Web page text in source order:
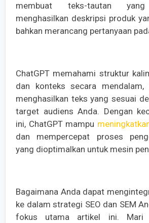
membuat teks-tautan yang
menghasilkan deskripsi produk
bahkan merancang pertanyaan
ChatGPT memahami struktur
dan konteks secara mendalam,
menghasilkan teks yang sesuai
target audiens Anda. Dengan
ini, ChatGPT mampu
dan mempercepat proses
yang dioptimalkan untuk mesin
Bagaimana Anda dapat
ke dalam strategi SEO dan SEM
fokus utama artikel ini. Mari